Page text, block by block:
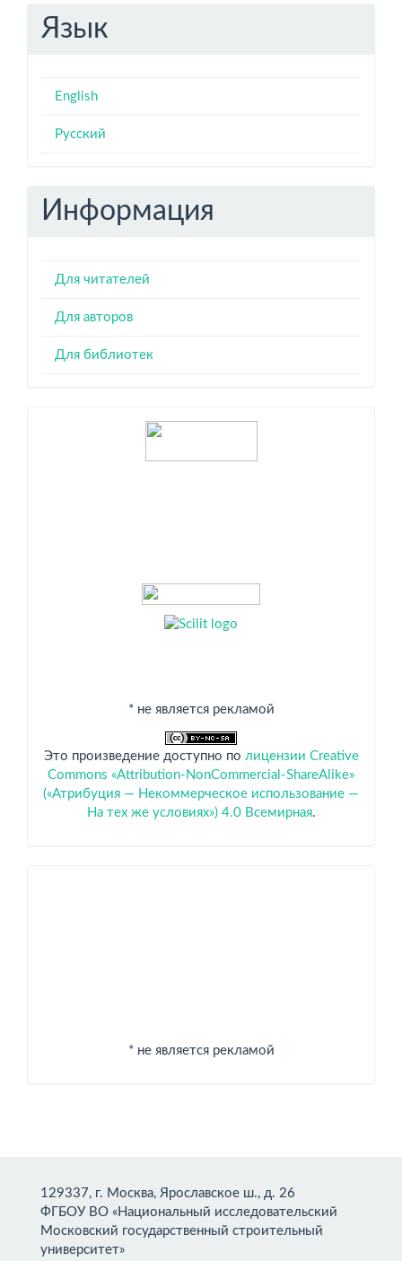
Язык
English
Русский
Информация
Для читателей
Для авторов
Для библиотек
Индексация
* не является рекламой
Это произведение доступно по лицензии Creative
Commons «Attribution-NonCommercial-ShareAlike»
(«Атрибуция — Некоммерческое использование —
На тех же условиях») 4.0 Всемирная.
* не является рекламой
129337, г. Москва, Ярославское ш., д. 26
ФГБОУ ВО «Национальный исследовательский
Московский государственный строительный
университет»